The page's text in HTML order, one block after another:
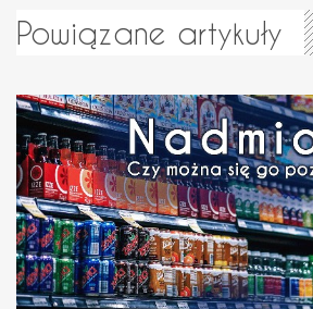
Powiązane artykuły